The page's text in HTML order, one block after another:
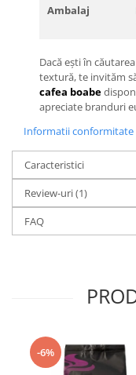
Ambalaj
Dacă ești în
textură, te invităm
cafea boabe
apreciate branduri
Informatii
Caracteristici
Review-uri(1)
FAQ
-6%